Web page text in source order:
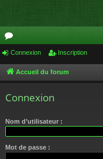
or
u
Connexion Inscription
Accueil du forum
Connexion
Nom d’utilisateur :
Mot de passe :